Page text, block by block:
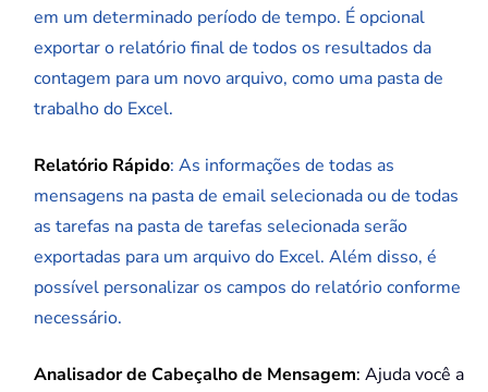
em um determinado período de tempo. É opcional
exportar o relatório final de todos os resultados da
contagem para um novo arquivo, como uma pasta de
trabalho do Excel.
Relatório Rápido: As informações de todas as
mensagens na pasta de email selecionada ou de todas
as tarefas na pasta de tarefas selecionada serão
exportadas para um arquivo do Excel. Além disso, é
possível personalizar os campos do relatório conforme
necessário.
Analisador de Cabeçalho de Mensagem: Ajuda você a